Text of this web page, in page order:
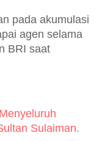
pada akumulasi
agen selama
BRI saat
Sulaiman.